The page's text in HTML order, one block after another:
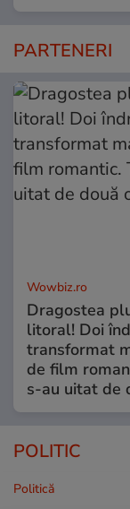
PARTENERI
Wowbiz.ro
Dragostea
litoral! Doi
transformat
de film
s-au uitat de
POLITIC
Politică